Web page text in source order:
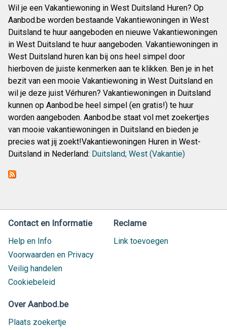
Wil je een Vakantiewoning in West Duitsland Huren? Op
Aanbod.be worden bestaande Vakantiewoningen in West
Duitsland te huur aangeboden en nieuwe Vakantiewoningen
in West Duitsland te huur aangeboden. Vakantiewoningen in
West Duitsland huren kan bij ons heel simpel door
hierboven de juiste kenmerken aan te klikken. Ben je in het
bezit van een mooie Vakantiewoning in West Duitsland en
wil je deze juist Vérhuren? Vakantiewoningen in Duitsland
kunnen op Aanbod.be heel simpel (en gratis!) te huur
worden aangeboden. Aanbod.be staat vol met zoekertjes
van mooie vakantiewoningen in Duitsland en bieden je
precies wat jij zoekt!Vakantiewoningen Huren in West-
Duitsland in Nederland: Duitsland; West (Vakantie)
Contact en Informatie
Help en Info
Voorwaarden en Privacy
Veilig handelen
Cookiebeleid
Reclame
Link toevoegen
Over Aanbod.be
Plaats zoekertje